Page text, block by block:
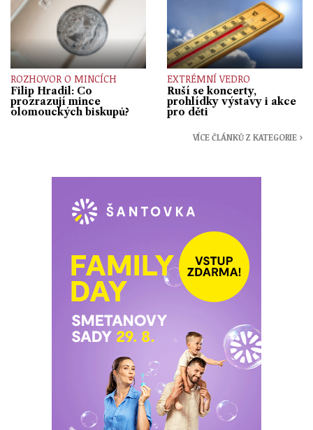
ROZHOVOR O MINCÍCH
Filip Hradil: Co
prozrazují mince
olomouckých biskupů?
EXTRÉMNÍ VEDRO
Ruší se koncerty,
prohlídky výstavy i akce
pro děti
VÍCE ČLÁNKŮ Z KATEGORIE ›